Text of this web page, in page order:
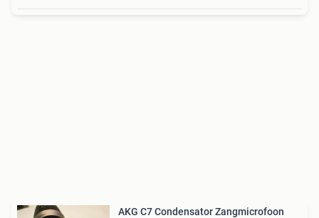
AKG C7 Condensator Zangmicrofoon